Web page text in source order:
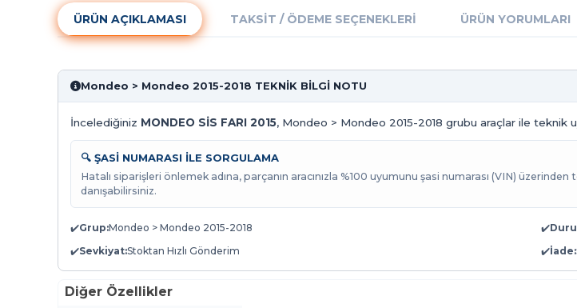
ÜRÜN AÇIKLAMASI TAKSIT / ÖDEME SEÇENEKLERI ÜRÜN YORUMLARI
Mondeo > Mondeo 2015-2018 TEKNİK BİLGİ NOTU
İncelediğiniz MONDEO SİS FARI 2015, Mondeo > Mondeo 2015-2018 grubu araçlar ile teknik
🔍 ŞASİ NUMARASI İLE SORGULAMA
Hatalı siparişleri önlemek adına, parçanın aracınızla %100 uyumunu şasi numarası (VIN)
danışabilirsiniz.
✔️Grup:Mondeo > Mondeo 2015-2018 ✔️
✔️Sevkiyat:Stoktan Hızlı Gönderim ✔️İade:
Diğer Özellikler